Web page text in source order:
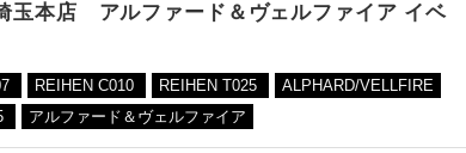
玉本店 アルファード＆ヴェルファイア イベ
REIHEN C010 REIHEN T025
ALPHARD/VELLFIRE
アルファード＆ヴェルファイア